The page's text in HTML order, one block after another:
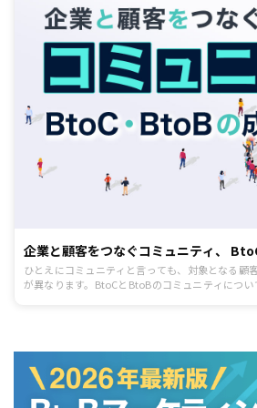
企業と顧客をつなぐコミュニティ、
ひとえにコミュニティと言っても、対象となる顧
が異なります。BtoCとBtoBのコミュニティにつ